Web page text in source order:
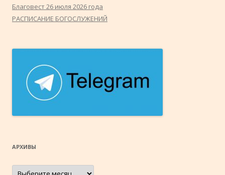
Благовест 26 июля 2026 года
РАСПИСАНИЕ БОГОСЛУЖЕНИЙ
АРХИВЫ
Архивы